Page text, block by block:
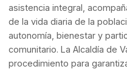
asistencia integral,
de la vida diaria de la
autonomía, bienestar y
comunitario. La Alcaldía de
procedimiento para